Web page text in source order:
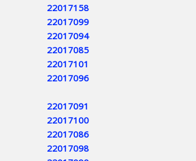
22017158
22017099
22017094
22017085
22017101
22017096
22017091
22017100
22017086
22017098